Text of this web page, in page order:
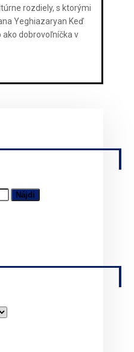
rozdiely, s ktorými
Yeghiazaryan Keď
ako dobrovoľníčka v